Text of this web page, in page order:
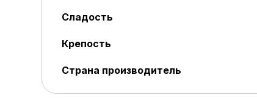
Сладость
Крепость
Страна производитель